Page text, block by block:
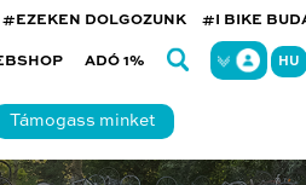
#EZEKEN DOLGOZUNK #I BIKE
ADÓ 1% HU
Támogass minket